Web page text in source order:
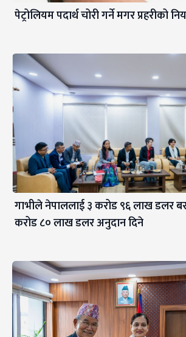
पेट्रोलियम पदार्थ चोरी गर्ने मगर प्रहरीको
गाभीले नेपाललाई ३ करोड ९६ लाख डलर
करोड ८० लाख डलर अनुदान दिने